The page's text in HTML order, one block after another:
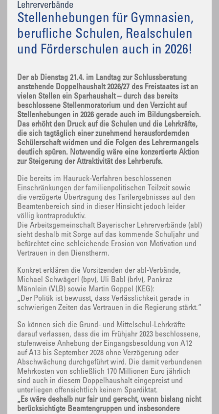
Lehrerverbände
Stellenhebungen für Gymnasien,
berufliche Schulen, Realschulen
und Förderschulen auch in 2026!
Der ab Dienstag 21.4. im Landtag zur Schlussberatung
anstehende Doppelhaushalt 2026/27 des Freistaates ist an
vielen Stellen ein Sparhaushalt – durch das bereits
beschlossene Stellenmoratorium und den Verzicht auf
Stellenhebungen in 2026 gerade auch im Bildungsbereich.
Das erhöht den Druck auf die Schulen und die Lehrkräfte,
die sich tagtäglich einer zunehmend herausfordernden
Schülerschaft widmen und die Folgen des Lehrermangels
deutlich spüren. Notwendig wäre eine konzertierte Aktion
zur Steigerung der Attraktivität des Lehrberufs.
Die bereits im Hauruck-Verfahren beschlossenen
Einschränkungen der familienpolitischen Teilzeit sowie
die verzögerte Übertragung des Tarifergebnisses auf den
Beamtenbereich sind in dieser Hinsicht jedoch leider
völlig kontraproduktiv.
Die Arbeitsgemeinschaft Bayerischer Lehrerverbände (abl)
sieht deshalb mit Sorge auf das kommende Schuljahr und
befürchtet eine schleichende Erosion von Motivation und
Vertrauen in den Dienstherrn.
Konkret erklären die Vorsitzenden der abl-Verbände,
Michael Schwägerl (bpv), Uli Babl (brlv), Pankraz
Männlein (VLB) sowie Martin Goppel (KEG):
„Der Politik ist bewusst, dass Verlässlichkeit gerade in
schwierigen Zeiten das Vertrauen in die Regierung stärkt.“
So können sich die Grund- und Mittelschul-Lehrkräfte
darauf verlassen, dass die im Frühjahr 2023 beschlossene,
stufenweise Anhebung der Eingangsbesoldung von A12
auf A13 bis September 2028 ohne Verzögerung oder
Abschwächung durchgeführt wird. Die damit verbundenen
Mehrkosten von schließlich 170 Millionen Euro jährlich
sind auch in diesem Doppelhaushalt eingepreist und
unterliegen offensichtlich keinem Spardiktat.
„Es wäre deshalb nur fair und gerecht, wenn bislang nicht
berücksichtigte Beamtengruppen und insbesondere